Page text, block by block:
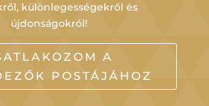
különlegességekről és
újdonságokról!
A
POSTÁJÁHOZ